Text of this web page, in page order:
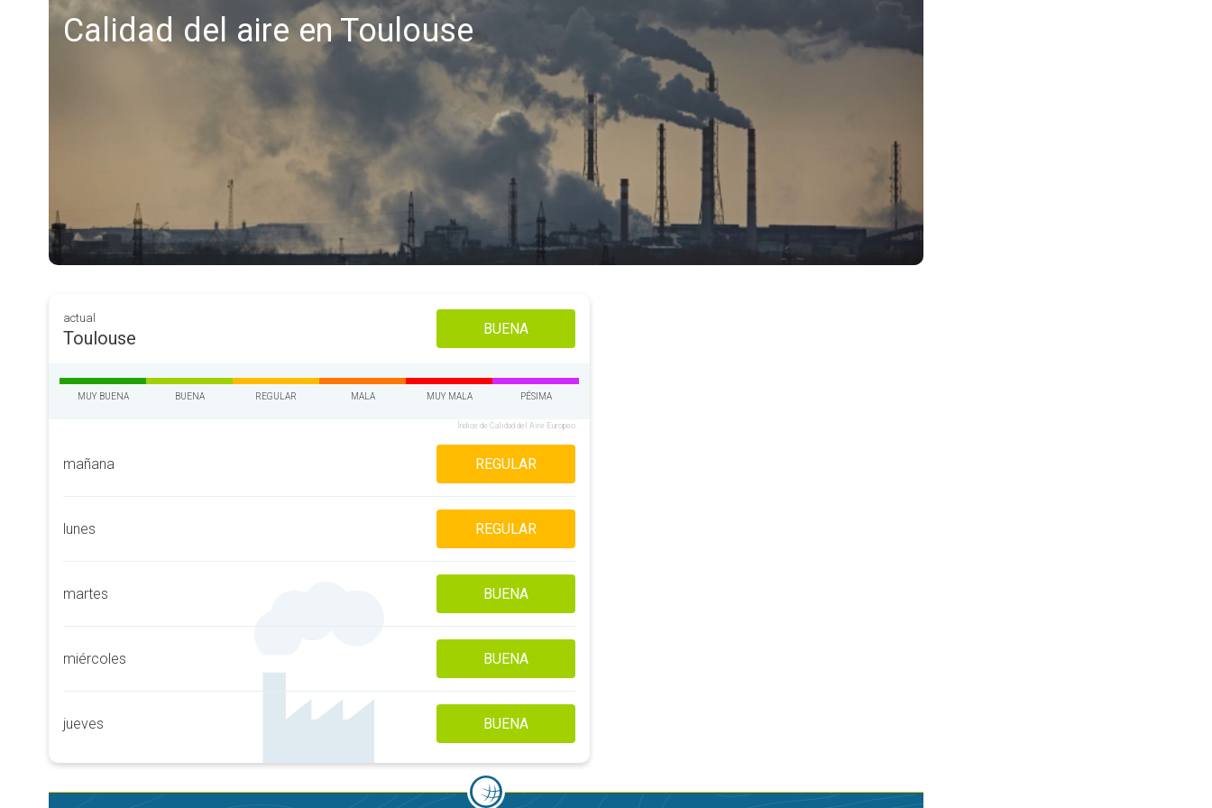
Calidad del aire en Toulouse
actual
Toulouse BUENA
MUY BUENA BUENA REGULAR MALA MUY MALA PÉSIMA
Índice de Calidad del Aire Europeo
mañana REGULAR
lunes REGULAR
martes BUENA
miércoles BUENA
jueves BUENA